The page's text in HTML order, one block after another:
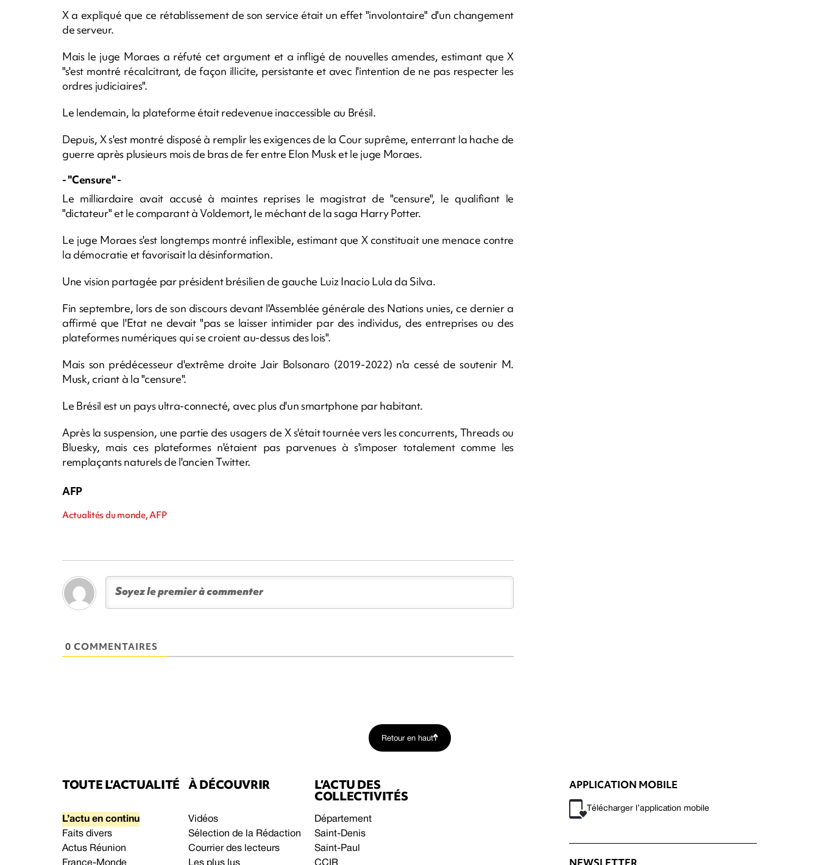
X a expliqué que ce rétablissement de son service était un effet "involontaire" d'un changement
de serveur.
Mais le juge Moraes a réfuté cet argument et a infligé de nouvelles amendes, estimant que X
"s'est montré récalcitrant, de façon illicite, persistante et avec l'intention de ne pas respecter les
ordres judiciaires".
Le lendemain, la plateforme était redevenue inaccessible au Brésil.
Depuis, X s'est montré disposé à remplir les exigences de la Cour suprême, enterrant la hache de
guerre après plusieurs mois de bras de fer entre Elon Musk et le juge Moraes.
- "Censure" -
Le milliardaire avait accusé à maintes reprises le magistrat de "censure", le qualifiant le
"dictateur" et le comparant à Voldemort, le méchant de la saga Harry Potter.
Le juge Moraes s'est longtemps montré inflexible, estimant que X constituait une menace contre
la démocratie et favorisait la désinformation.
Une vision partagée par président brésilien de gauche Luiz Inacio Lula da Silva.
Fin septembre, lors de son discours devant l'Assemblée générale des Nations unies, ce dernier a
affirmé que l'Etat ne devait "pas se laisser intimider par des individus, des entreprises ou des
plateformes numériques qui se croient au-dessus des lois".
Mais son prédécesseur d'extrême droite Jair Bolsonaro (2019-2022) n'a cessé de soutenir M.
Musk, criant à la "censure".
Le Brésil est un pays ultra-connecté, avec plus d'un smartphone par habitant.
Après la suspension, une partie des usagers de X s'était tournée vers les concurrents, Threads ou
Bluesky, mais ces plateformes n'étaient pas parvenues à s'imposer totalement comme les
remplaçants naturels de l'ancien Twitter.
AFP
Actualités du monde, AFP
0 COMMENTAIRES
Retour en haut
TOUTE L’ACTUALITÉ
L’actu en continu
Faits divers
Actus Réunion
France-Monde
À DÉCOUVRIR
Vidéos
Sélection de la Rédaction
Courrier des lecteurs
Les plus lus
L’ACTU DES
COLLECTIVITÉS
Département
Saint-Denis
Saint-Paul
CCIR
APPLICATION MOBILE
Télécharger l’application mobile